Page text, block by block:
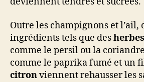
Outre les champignons et l’ail,
ingrédients tels que des
comme le persil ou la
comme le paprika fumé et un
citronviennent rehausser les